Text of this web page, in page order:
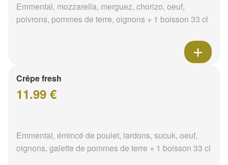
Emmental, mozzarella, merguez, chorizo, oeuf,
poivrons, pommes de terre, oignons + 1 boisson 33 cl
Crêpe fresh
11.99 €
Emmental, émincé de poulet, lardons, sucuk, oeuf,
oignons, galette de pommes de terre + 1 boisson 33 cl